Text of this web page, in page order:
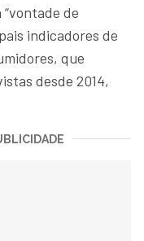
de
indicadores de
que
desde 2014,